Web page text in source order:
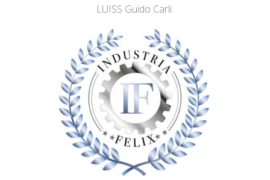
LUISS Guido Carli.